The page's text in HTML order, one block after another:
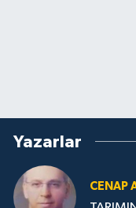
Yazarlar
CENAP